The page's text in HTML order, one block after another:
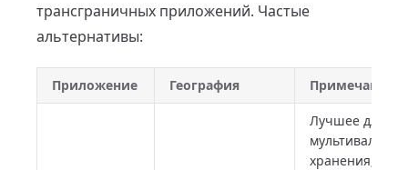
трансграничных приложений. Частые
альтернативы:
Приложение География Примечание
Лучшее для
хранения; в